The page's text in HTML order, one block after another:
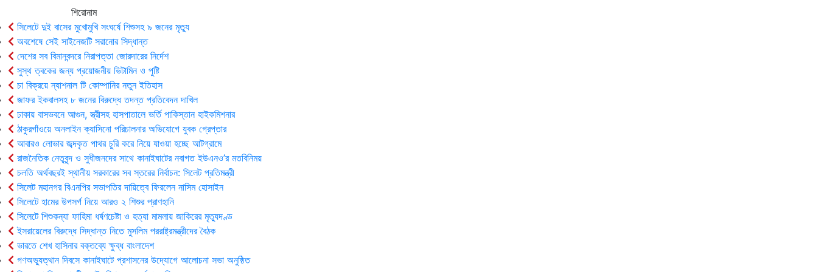
শিরোনাম
সিলেটে দুই বাসের মুখোমুখি সংঘর্ষে শিশুসহ ৯ জনের মৃত্যু
অবশেষে সেই সাইনেজটি সরানোর সিদ্ধান্ত
দেশের সব বিমানবন্দরে নিরাপত্তা জোরদারের নির্দেশ
সুস্থ ত্বকের জন্য প্রয়োজনীয় ভিটামিন ও পুষ্টি
চা বিক্রয়ে ন্যাশনাল টি কোম্পানির নতুন ইতিহাস
জাফর ইকবালসহ ৮ জনের বিরুদ্ধে তদন্ত প্রতিবেদন দাখিল
ঢাকায় বাসভবনে আগুন, স্ত্রীসহ হাসপাতালে ভর্তি পাকিস্তান হাইকমিশনার
ঠাকুরগাঁওয়ে অনলাইন ক্যাসিনো পরিচালনার অভিযোগে যুবক গ্রেপ্তার
আবারও লোভার জব্দকৃত পাথর চুরি করে নিয়ে যাওয়া হচ্ছে আটগ্রামে
রাজনৈতিক নেতৃবৃন্দ ও সুধীজনদের সাথে কানাইঘাটের নবাগত ইউএনও’র মতবিনিময়
চলতি অর্থবছরই স্থানীয় সরকারের সব স্তরের নির্বাচন: সিলেট প্রতিমন্ত্রী
সিলেট মহানগর বিএনপির সভাপতির দায়িত্বে ফিরলেন নাসিম হোসাইন
সিলেটে হামের উপসর্গ নিয়ে আরও ২ শিশুর প্রাণহানি
সিলেটে শিশুকন্যা ফাহিমা ধর্ষণচেষ্টা ও হত্যা মামলায় জাকিরের মৃত্যুদণ্ড
ইসরায়েলের বিরুদ্ধে সিদ্ধান্ত নিতে মুসলিম পররাষ্ট্রমন্ত্রীদের বৈঠক
ভারতে শেখ হাসিনার বক্তব্যে ক্ষুব্ধ বাংলাদেশ
গণঅভ্যুত্থান দিবসে কানাইঘাটে প্রশাসনের উদ্যোগে আলোচনা সভা অনুষ্ঠিত